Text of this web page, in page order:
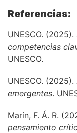
Referencias:
UNESCO. (2025).
competencias
UNESCO.
UNESCO. (2025).
emergentes.
Marín, F. Á. R.
pensamiento